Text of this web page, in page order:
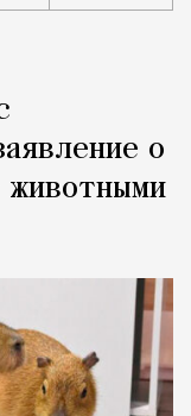
о
животными